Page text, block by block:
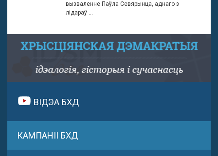
вызваленне Паўла Севярынца, аднаго з
лідараў ...
ВІДЭА БХД
КАМПАНІІ БХД